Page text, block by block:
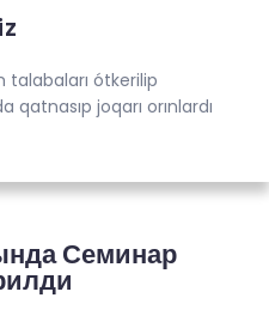
talabaları ótkerilip
joqarı orınlardı
Семинар